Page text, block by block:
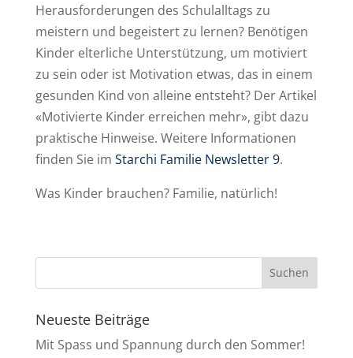
Herausforderungen des Schulalltags zu
meistern und begeistert zu lernen? Benötigen
Kinder elterliche Unterstützung, um motiviert
zu sein oder ist Motivation etwas, das in einem
gesunden Kind von alleine entsteht? Der Artikel
«Motivierte Kinder erreichen mehr», gibt dazu
praktische Hinweise. Weitere Informationen
finden Sie im Starchi Familie Newsletter 9.
Was Kinder brauchen? Familie, natürlich!
Neueste Beiträge
Mit Spass und Spannung durch den Sommer!